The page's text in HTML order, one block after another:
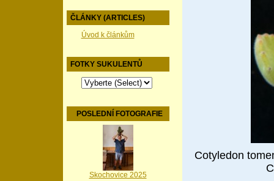
ČLÁNKY (ARTICLES)
Úvod k článkům
FOTKY SUKULENTŮ
POSLEDNÍ FOTOGRAFIE
Skochovice 2025
Cotyledon